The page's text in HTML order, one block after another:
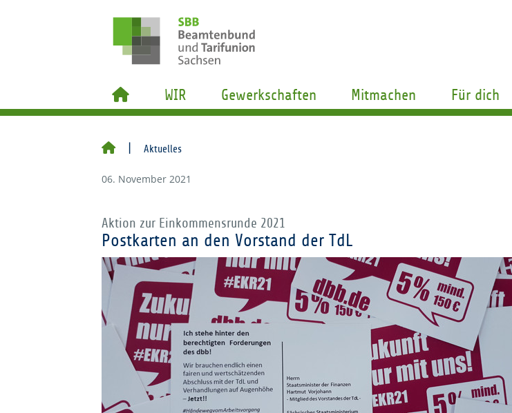
WIR Gewerkschaften Mitmachen Für dich
Aktuelles
06. November 2021
Aktion zur Einkommensrunde 2021
Postkarten an den Vorstand der TdL